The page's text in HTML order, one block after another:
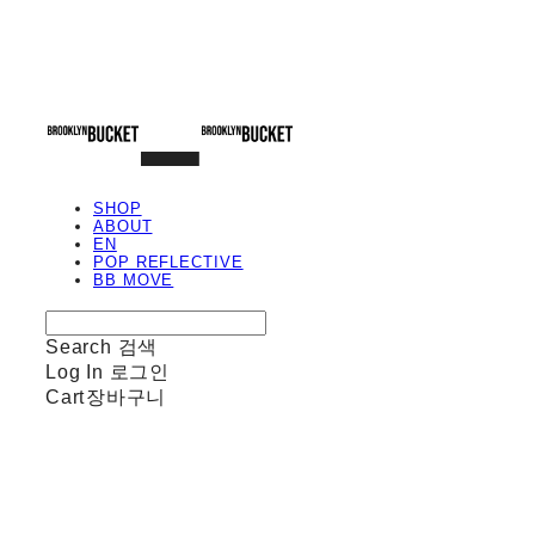
SHOP
ABOUT
EN
POP REFLECTIVE
BB MOVE
Search 검색
Log In 로그인
Cart장바구니